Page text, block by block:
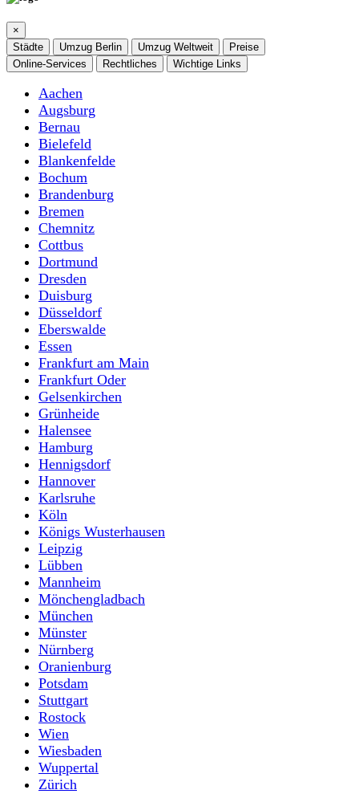
×
Städte
Umzug Berlin Umzug Weltweit
Preise
Online-Services
Rechtliches Wichtige Links
Aachen
Augsburg
Bernau
Bielefeld
Blankenfelde
Bochum
Brandenburg
Bremen
Chemnitz
Cottbus
Dortmund
Dresden
Duisburg
Düsseldorf
Eberswalde
Essen
Frankfurt am Main
Frankfurt Oder
Gelsenkirchen
Grünheide
Halensee
Hamburg
Hennigsdorf
Hannover
Karlsruhe
Köln
Königs Wusterhausen
Leipzig
Lübben
Mannheim
Mönchengladbach
München
Münster
Nürnberg
Oranienburg
Potsdam
Stuttgart
Rostock
Wien
Wiesbaden
Wuppertal
Zürich